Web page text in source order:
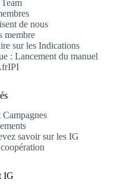
de nous
membre
sur les Indications
: Lancement du manuel
Campagnes
savoir sur les IG
IG